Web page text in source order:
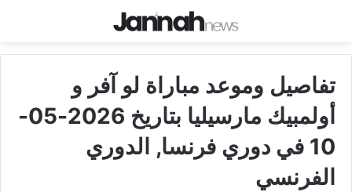
تفاصيل وموعد مباراة لو آفر و
أولمبيك مارسيليا بتاريخ 2026-05-
10 في دوري فرنسا, الدوري
الفرنسي